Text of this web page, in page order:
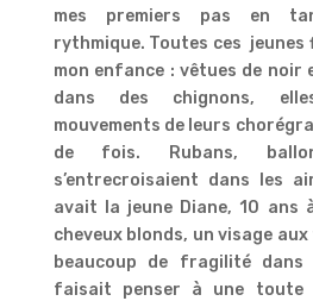
mes premiers pas en
rythmique. Toutes ces jeunes
mon enfance : vêtues de noir
dans des chignons,
mouvements de leurs
de fois. Rubans,
s’entrecroisaient dans les
avait la jeune Diane, 10 ans
cheveux blonds, un visage
beaucoup de fragilité
faisait penser à une toute